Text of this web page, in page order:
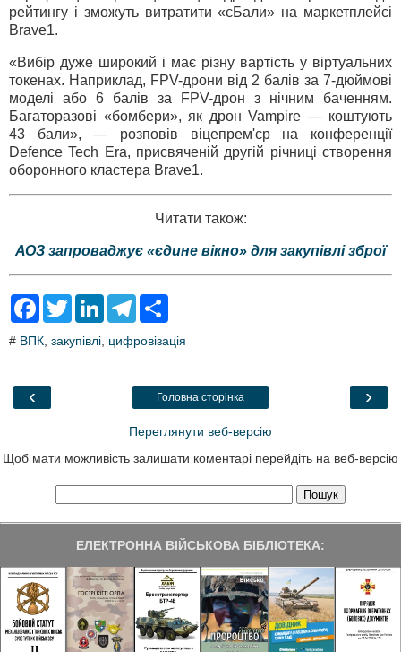
рейтингу і зможуть витратити «єБали» на маркетплейсі
Brave1.
«Вибір дуже широкий і має різну вартість у віртуальних
токенах. Наприклад, FPV-дрони від 2 балів за 7-дюймові
моделі або 6 балів за FPV-дрон з нічним баченням.
Багаторазові «бомбери», як дрон Vampire — коштують
43 бали», — розповів віцепрем'єр на конференції
Defence Tech Era, присвяченій другій річниці створення
оборонного кластера Brave1.
Читати також:
АОЗ запроваджує «єдине вікно» для закупівлі зброї
F
e
o
T
t
L
k
T
e
a
r
# ВПК закупівлі цифровізація
‹ ›
Головна сторінка
Переглянути веб-версію
Щоб мати можливість залишати коментарі перейдіть на веб-версію
ЕЛЕКТРОННА ВІЙСЬКОВА БІБЛІОТЕКА: